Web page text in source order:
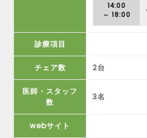
14:00
～ 18:00
診療項目
チェア数 2台
医師・スタッフ
数
3名
webサイト